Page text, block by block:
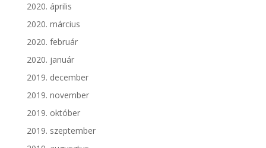
2020. április
2020. március
2020. február
2020. január
2019. december
2019. november
2019. október
2019. szeptember